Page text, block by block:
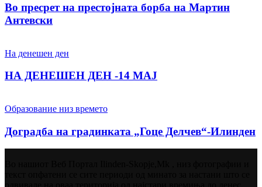
Во пресрет на престојната борба на Мартин
Антевски
На денешен ден
НА ДЕНЕШЕН ДЕН -14 МАЈ
Образование низ времето
Доградба на градинката „Гоце Делчев“-Илинден